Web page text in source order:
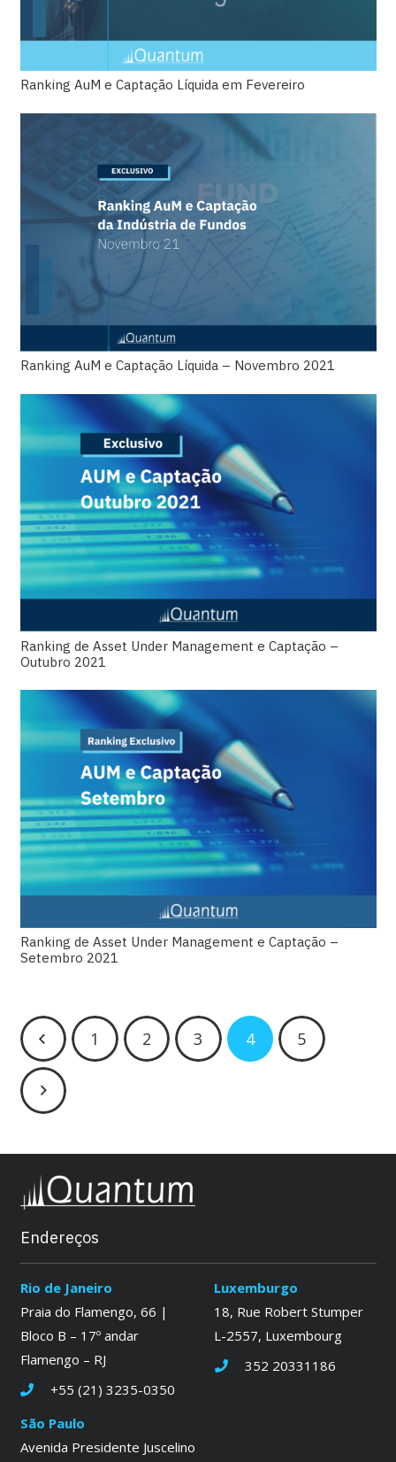
Ranking AuM e Captação Líquida em Fevereiro
Ranking AuM e Captação Líquida – Novembro 2021
Ranking de Asset Under Management e Captação –
Outubro 2021
Ranking de Asset Under Management e Captação –
Setembro 2021
1 2 3 4 5
Endereços
Rio de Janeiro
Praia do Flamengo, 66 |
Bloco B – 17º andar
Flamengo – RJ
+55 (21) 3235-0350
Luxemburgo
18, Rue Robert Stumper
L-2557, Luxembourg
352 20331186
São Paulo
Avenida Presidente Juscelino